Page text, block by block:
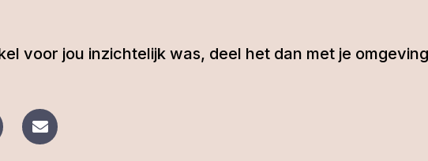
voor jou inzichtelijk was, deel het dan met je